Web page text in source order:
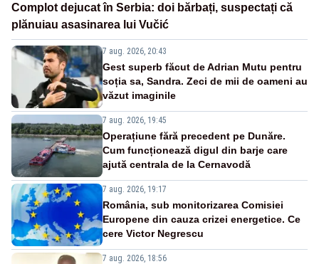
Complot dejucat în Serbia: doi bărbați, suspectați că
plănuiau asasinarea lui Vučić
7 aug. 2026, 20:43
Gest superb făcut de Adrian Mutu pentru
soția sa, Sandra. Zeci de mii de oameni au
văzut imaginile
7 aug. 2026, 19:45
Operațiune fără precedent pe Dunăre.
Cum funcționează digul din barje care
ajută centrala de la Cernavodă
7 aug. 2026, 19:17
România, sub monitorizarea Comisiei
Europene din cauza crizei energetice. Ce
cere Victor Negrescu
7 aug. 2026, 18:56